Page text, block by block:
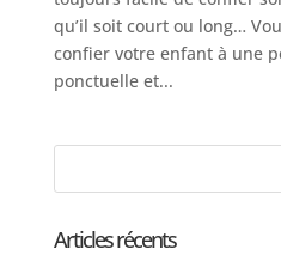
qu’il soit court ou long…
confier votre enfant à une
ponctuelle et...
Articles récents